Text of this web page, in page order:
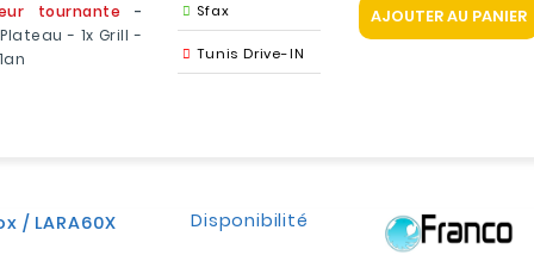
tournante -
- 1x Grill -
Sfax
Tunis Drive-IN
AJOUTER AU PANIER
/ LARA60X Disponibilité